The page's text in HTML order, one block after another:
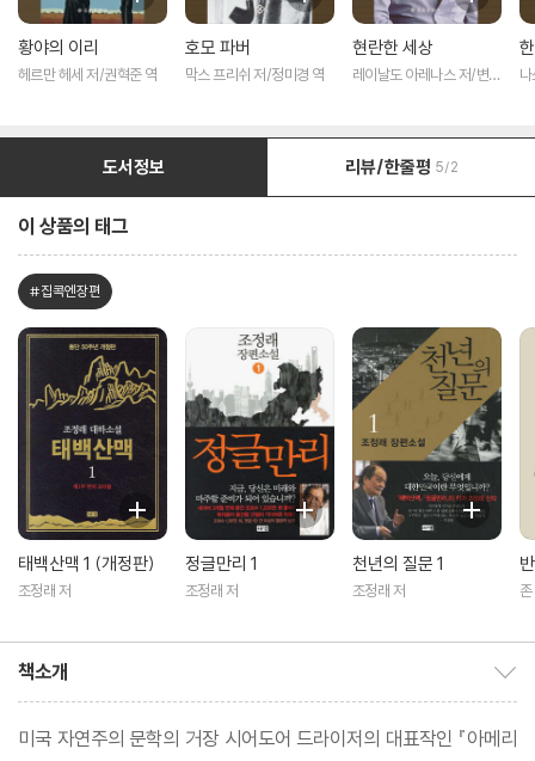
황야의 이리
헤르만 헤세 저/권혁준 역
호모 파버
막스 프리쉬 저/정미경 역
현란한 세상
레이날도 아레나스 저/변선
도서정보 리뷰/한줄평 5/2
이 상품의 태그
#집콕엔장편
태백산맥 1 (개정판)
조정래 저
정글만리 1
조정래 저
천년의 질문 1
조정래 저
존
책소개
미국 자연주의 문학의 거장 시어도어 드라이저의 대표작인 『아메리